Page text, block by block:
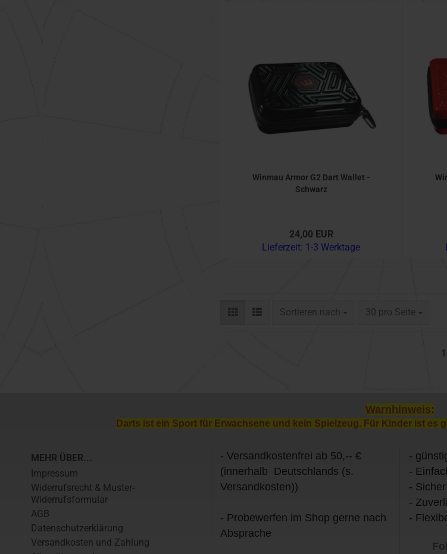
Winmau Armor G2 Dart Wallet -
Schwarz
24,00 EUR
Lieferzeit: 1-3 Werktage
Sortieren nach
Sortieren nach 30 pro Seite
pro Seite
1
Warnhinweis:
Darts ist ein Sport für Erwachsene und kein Spielzeug. Für Kinder ist
MEHR ÜBER...
Impressum
Widerrufsrecht & Muster-
Widerrufsformular
AGB
Datenschutzerklärung
Versandkosten und Zahlung
- Versandkostenfrei ab 50,-- €
(innerhalb Deutschlands (s.
Versandkosten))
- Probewerfen im Shop gerne nach
Absprache
-
-
-
-
-